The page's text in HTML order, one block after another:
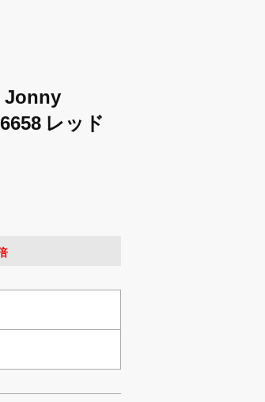
Jonny
レッド